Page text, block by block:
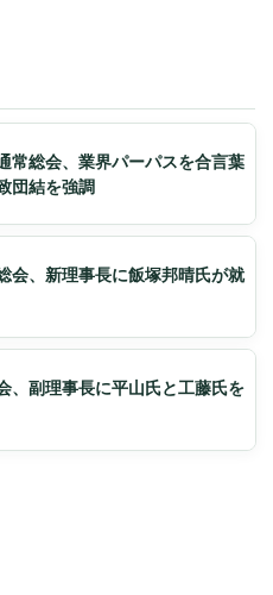
常総会、業界パーパスを合言葉
団結を強調
会、新理事長に飯塚邦晴氏が就
、副理事長に平山氏と工藤氏を